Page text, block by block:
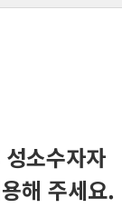
소수자자
해 주세요.